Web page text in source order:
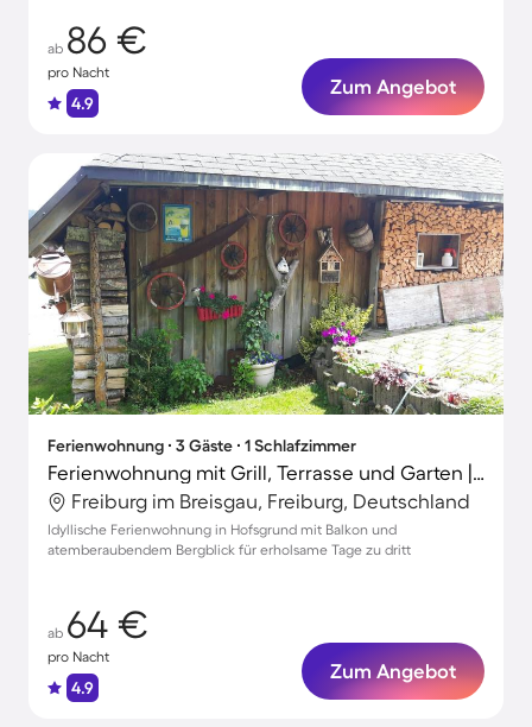
ab 86 €
pro Nacht
4.9
Zum Angebot
Ferienwohnung ∙ 3 Gäste ∙ 1 Schlafzimmer
Ferienwohnung mit Grill, Terrasse und Garten | Bergblick
Freiburg im Breisgau, Freiburg, Deutschland
Idyllische Ferienwohnung in Hofsgrund mit Balkon und
atemberaubendem Bergblick für erholsame Tage zu dritt
ab 64 €
pro Nacht
4.9
Zum Angebot